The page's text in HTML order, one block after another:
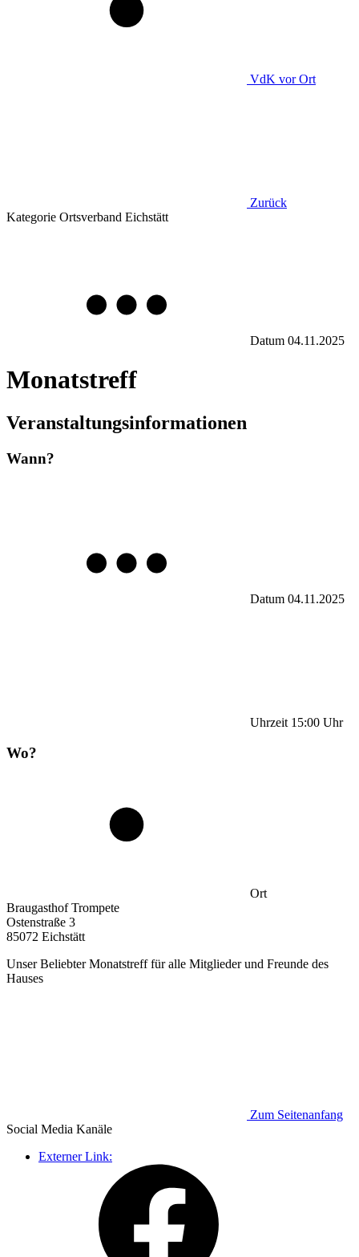
VdK vor Ort
Zurück
Kategorie Ortsverband Eichstätt
Datum 04.11.2025
Monatstreff
Veranstaltungsinformationen
Wann?
Datum 04.11.2025
Uhrzeit 15:00 Uhr
Wo?
Ort
Braugasthof Trompete
Ostenstraße 3
85072 Eichstätt
Unser Beliebter Monatstreff für alle Mitglieder und Freunde des
Hauses
Zum Seitenanfang
Social Media Kanäle
Externer Link: